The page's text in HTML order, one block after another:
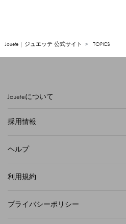
Jouete | ジュエッテ 公式サイト TOPICS
Joueteについて
採用情報
ヘルプ
利用規約
プライバシーポリシー